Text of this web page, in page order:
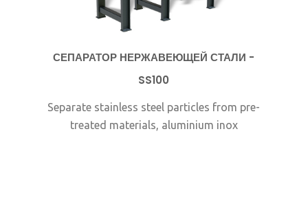
СЕПАРАТОР НЕРЖАВЕЮЩЕЙ СТАЛИ -
SS100
Separate stainless steel particles from pre-
treated materials, aluminium inox